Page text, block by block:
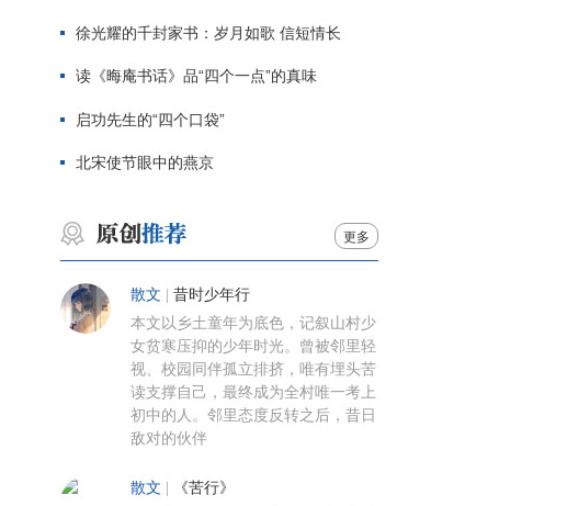
徐光耀的千封家书：岁月如歌 信短情长
读《晦庵书话》品“四个一点”的真味
启功先生的“四个口袋”
北宋使节眼中的燕京
更多
散文 昔时少年行
本文以乡土童年为底色，记叙山村少
女贫寒压抑的少年时光。曾被邻里轻
视、校园同伴孤立排挤，唯有埋头苦
读支撑自己，最终成为全村唯一考上
初中的人。邻里态度反转之后，昔日
敌对的伙伴
散文 《苦行》